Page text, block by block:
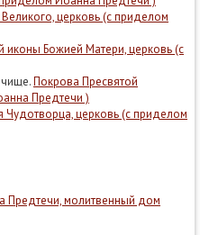
церковь (с приделом
иконы Божией Матери, церковь (с
Покрова Пресвятой
Предтечи )
Чудотворца, церковь (с приделом
Предтечи, молитвенный дом